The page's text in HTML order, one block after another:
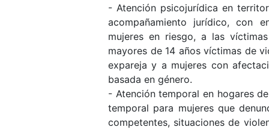
- Atención psicojurídica en
acompañamiento jurídico, con
mujeres en riesgo, a las
mayores de 14 años víctimas de
expareja y a mujeres con
basada en género.
- Atención temporal en hogares
temporal para mujeres que
competentes, situaciones de